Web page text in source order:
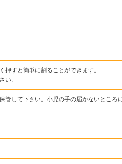
押すと簡単に割ることができます。
い。
管して下さい。小児の手の届かないところ